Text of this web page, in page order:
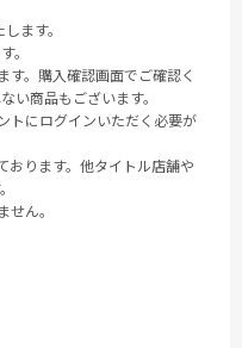
ます。
。
。購入確認画面でご確認く
い商品もございます。
トにログインいただく必要が
おります。他タイトル店舗や
ん。